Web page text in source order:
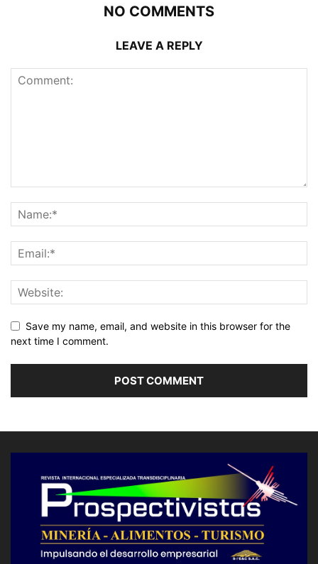
NO COMMENTS
LEAVE A REPLY
Save my name, email, and website in this browser for the
next time I comment.